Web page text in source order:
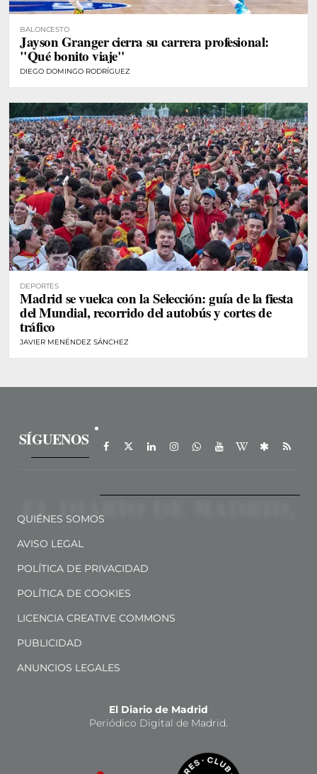
BALONCESTO
Jayson Granger cierra su carrera profesional:
"Qué bonito viaje"
DIEGO DOMINGO RODRÍGUEZ
DEPORTES
Madrid se vuelca con la Selección: guía de la fiesta
del Mundial, recorrido del autobús y cortes de
tráfico
JAVIER MENÉNDEZ SÁNCHEZ
SÍGUENOS
QUIÉNES SOMOS
AVISO LEGAL
POLÍTICA DE PRIVACIDAD
POLÍTICA DE COOKIES
LICENCIA CREATIVE COMMONS
PUBLICIDAD
ANUNCIOS LEGALES
El Diario de Madrid
Periódico Digital de Madrid.